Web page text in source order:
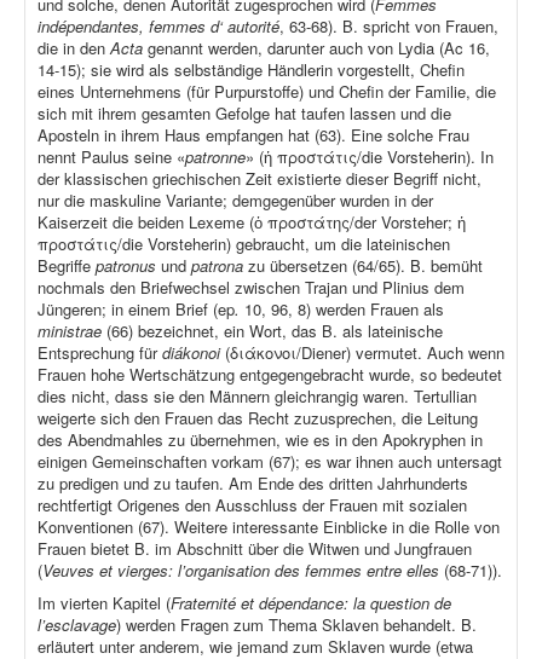
indépendantes, femmes d‘ autorité, 63-68). B. spricht von Frauen,
die in denActa genannt werden, darunter auch von Lydia (Ac 16,
14-15); sie wird als selbständige Händlerin vorgestellt, Chefin
eines Unternehmens (für Purpurstoffe) und Chefin der Familie, die
sich mit ihrem gesamten Gefolge hat taufen lassen und die
Aposteln in ihrem Haus empfangen hat (63). Eine solche Frau
nennt Paulus seine «patronne» (ἡ προστάτις/die Vorsteherin). In
der klassischen griechischen Zeit existierte dieser Begriff nicht,
nur die maskuline Variante; demgegenüber wurden in der
Kaiserzeit die beiden Lexeme (ὁ προστάτης/der Vorsteher; ἡ
προστάτις/die Vorsteherin) gebraucht, um die lateinischen
Begriffe patronus und patrona zu übersetzen (64/65). B. bemüht
nochmals den Briefwechsel zwischen Trajan und Plinius dem
Jüngeren; in einem Brief (ep. 10, 96, 8) werden Frauen als
ministrae (66) bezeichnet, ein Wort, das B. als lateinische
Entsprechung fürdiákonoi (διάκονοι/Diener) vermutet. Auch wenn
Frauen hohe Wertschätzung entgegengebracht wurde, so bedeutet
dies nicht, dass sie den Männern gleichrangig waren. Tertullian
weigerte sich den Frauen das Recht zuzusprechen, die Leitung
des Abendmahles zu übernehmen, wie es in den Apokryphen in
einigen Gemeinschaften vorkam (67); es war ihnen auch untersagt
zu predigen und zu taufen. Am Ende des dritten Jahrhunderts
rechtfertigt Origenes den Ausschluss der Frauen mit sozialen
Konventionen (67). Weitere interessante Einblicke in die Rolle von
Frauen bietet B. im Abschnitt über die Witwen und Jungfrauen
(Veuves et vierges: l’organisation des femmes entre elles (68-71)).
Im vierten Kapitel (Fraternité et dépendance: la question de
l’esclavage) werden Fragen zum Thema Sklaven behandelt. B.
erläutert unter anderem, wie jemand zum Sklaven wurde (etwa